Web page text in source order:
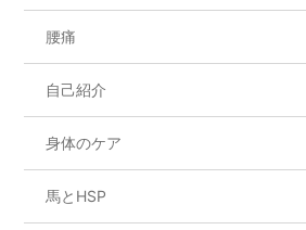
腰痛
自己紹介
身体のケア
馬とHSP